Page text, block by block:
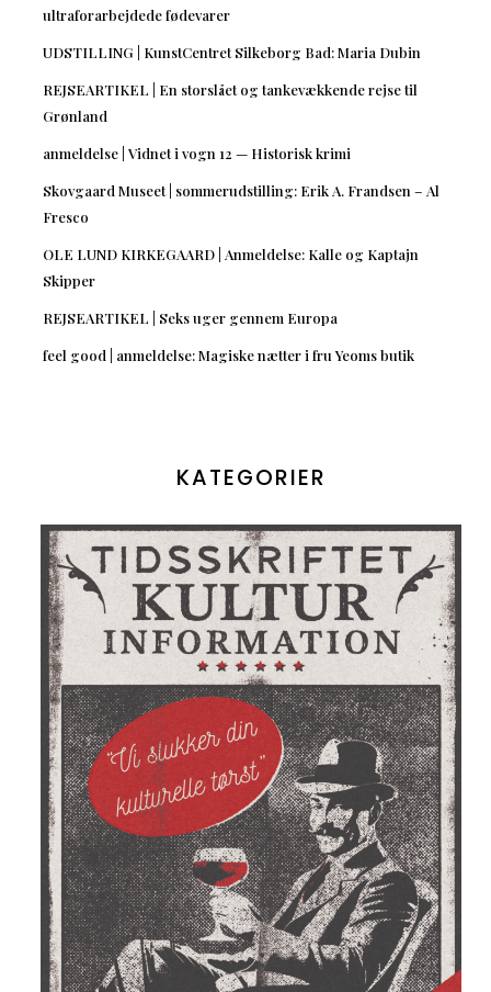
ultraforarbejdede fødevarer
UDSTILLING | KunstCentret Silkeborg Bad: Maria Dubin
REJSEARTIKEL | En storslået og tankevækkende rejse til
Grønland
anmeldelse | Vidnet i vogn 12 — Historisk krimi
Skovgaard Museet | sommerudstilling: Erik A. Frandsen – Al
Fresco
OLE LUND KIRKEGAARD | Anmeldelse: Kalle og Kaptajn
Skipper
REJSEARTIKEL | Seks uger gennem Europa
feel good | anmeldelse: Magiske nætter i fru Yeoms butik
KATEGORIER